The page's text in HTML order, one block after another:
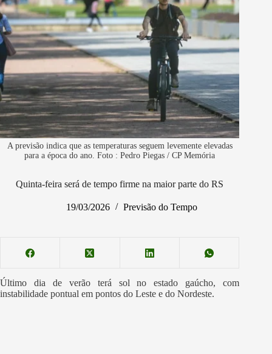
A previsão indica que as temperaturas seguem levemente elevadas
para a época do ano. Foto : Pedro Piegas / CP Memória
Quinta-feira será de tempo firme na maior parte do RS
19/03/2026 Previsão do Tempo
Último dia de verão terá sol no estado gaúcho, com
instabilidade pontual em pontos do Leste e do Nordeste.